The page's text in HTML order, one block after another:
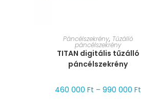
MÉRET VÁLASZTÁSA
Páncélszekrény, Tűzálló
páncélszekrény
TITAN digitális tűzálló
páncélszekrény
460 000Ft –990 000Ft